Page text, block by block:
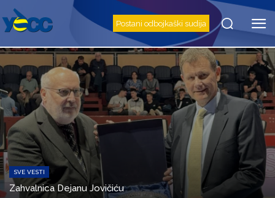
Postani odbojkaški sudija
SVE VESTI
Zahvalnica Dejanu Jovičiću